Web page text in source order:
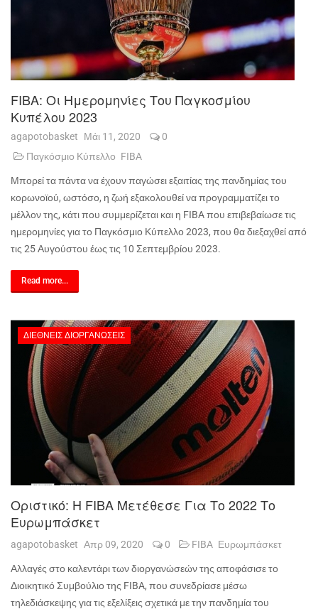
FIBA: Οι Ημερομηνίες Του Παγκοσμίου
Κυπέλου 2023
agapotobasket Μάι 11, 2020
0
Παγκόσμιο Κύπελλο FIBA
Μπορεί τα πάντα να έχουν παγώσει εξαιτίας της πανδημίας του
κορωνοϊού, ωστόσο, η ζωή εξακολουθεί να προγραμματίζει το
μέλλον της, κάτι που συμμερίζεται και η FIBAπου επιβεβαίωσε τις
ημερομηνίες για το Παγκόσμιο Κύπελλο 2023, που θα διεξαχθεί από
τις 25 Αυγούστου έως τις 10 Σεπτεμβρίου 2023.
Read more...
ΔΙΕΘΝΕΊΣ ΔΙΟΡΓΑΝΏΣΕΙΣ
Οριστικό: Η FIBA Μετέθεσε Για Το 2022 Το
Ευρωμπάσκετ
agapotobasket Απρ 09, 2020 0 FIBA Ευρωμπάσκετ
Αλλαγές στο καλεντάρι των διοργανώσεών της αποφάσισε το
Διοικητικό Συμβούλιο της FIBA, που συνεδρίασε μέσω
τηλεδιάσκεψης για τις εξελίξεις σχετικά με την πανδημία του